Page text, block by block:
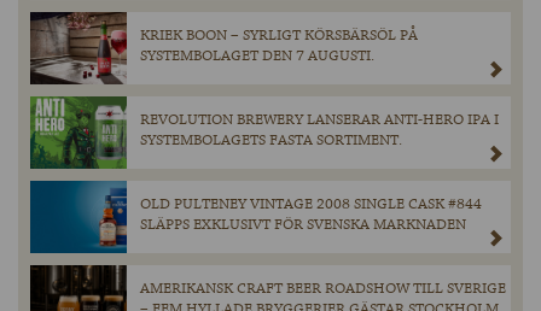
KRIEK BOON – SYRLIGT KÖRSBÄRSÖL PÅ
SYSTEMBOLAGET DEN 7 AUGUSTI.
REVOLUTION BREWERY LANSERAR ANTI-HERO IPA I
SYSTEMBOLAGETS FASTA SORTIMENT.
OLD PULTENEY VINTAGE 2008 SINGLE CASK #844
SLÄPPS EXKLUSIVT FÖR SVENSKA MARKNADEN
AMERIKANSK CRAFT BEER ROADSHOW TILL SVERIGE